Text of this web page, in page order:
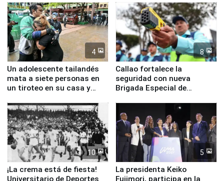
4
Un adolescente tailandés
mata a siete personas en
un tiroteo en su casa y
8
Callao fortalece la
seguridad con nueva
Brigada Especial de
equipamiento para
Serenazgo
10
¡La crema está de fiesta!
Universitario de Deportes
5
La presidenta Keiko
Fujimori, participa en la